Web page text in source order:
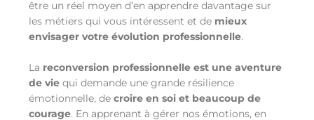
être un réel moyen d’en apprendre davantage sur
les métiers qui vous intéressent et de mieux
envisager votre évolution professionnelle.
La reconversion professionnelle est une aventure
de vie qui demande une grande résilience
émotionnelle, decroire en soi et beaucoup de
courage. En apprenant à gérer nos émotions, en